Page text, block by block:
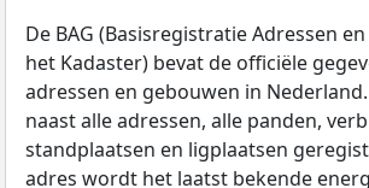
De BAG (Basisregistratie Adressen
het Kadaster) bevat de officiële
adressen en gebouwen in
naast alle adressen, alle panden,
standplaatsen en ligplaatsen
adres wordt het laatst bekende